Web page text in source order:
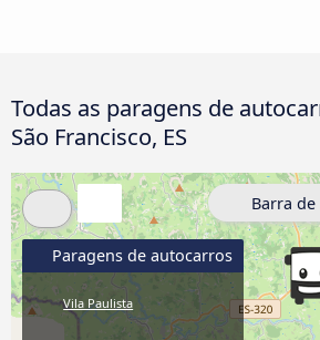
Todas as paragens de
São Francisco, ES
Paragens de autocarros
Vila Paulista
Barra de